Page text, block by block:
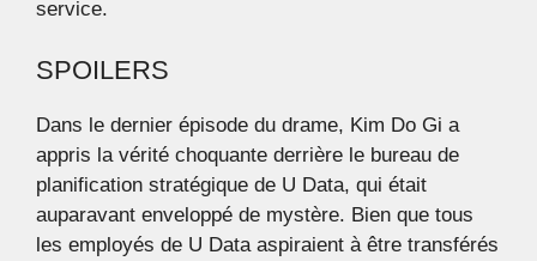
service.
SPOILERS
Dans le dernier épisode du drame, Kim Do Gi a
appris la vérité choquante derrière le bureau de
planification stratégique de U Data, qui était
auparavant enveloppé de mystère. Bien que tous
les employés de U Data aspiraient à être transférés